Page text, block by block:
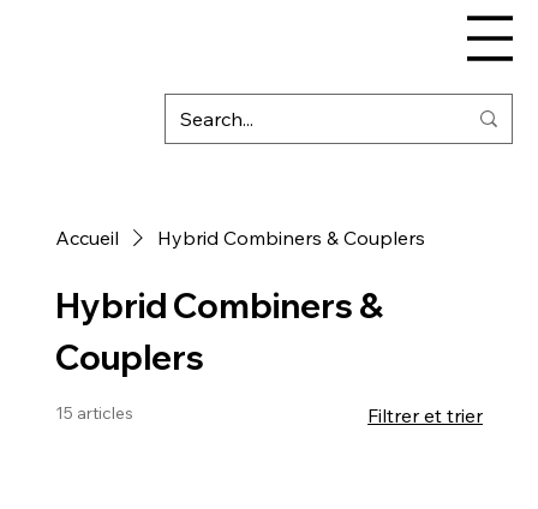
Accueil Hybrid Combiners & Couplers
Hybrid Combiners &
Couplers
15 articles Filtrer et trier